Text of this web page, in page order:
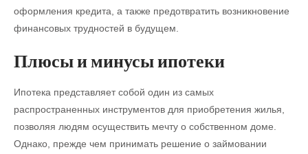
оформления кредита, а также предотвратить возникновение
финансовых трудностей в будущем.
Плюсы и минусы ипотеки
Ипотека представляет собой один из самых
распространенных инструментов для приобретения жилья,
позволяя людям осуществить мечту о собственном доме.
Однако, прежде чем принимать решение о займовании